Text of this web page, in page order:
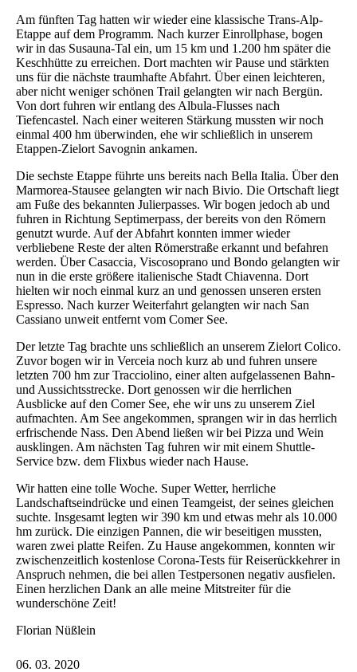
Am fünften Tag hatten wir wieder eine klassische Trans-Alp-
Etappe auf dem Programm. Nach kurzer Einrollphase, bogen
wir in das Susauna-Tal ein, um 15 km und 1.200 hm später die
Keschhütte zu erreichen. Dort machten wir Pause und stärkten
uns für die nächste traumhafte Abfahrt. Über einen leichteren,
aber nicht weniger schönen Trail gelangten wir nach Bergün.
Von dort fuhren wir entlang des Albula-Flusses nach
Tiefencastel. Nach einer weiteren Stärkung mussten wir noch
einmal 400 hm überwinden, ehe wir schließlich in unserem
Etappen-Zielort Savognin ankamen.
Die sechste Etappe führte uns bereits nach Bella Italia. Über den
Marmorea-Stausee gelangten wir nach Bivio. Die Ortschaft liegt
am Fuße des bekannten Julierpasses. Wir bogen jedoch ab und
fuhren in Richtung Septimerpass, der bereits von den Römern
genutzt wurde. Auf der Abfahrt konnten immer wieder
verbliebene Reste der alten Römerstraße erkannt und befahren
werden. Über Casaccia, Viscosoprano und Bondo gelangten wir
nun in die erste größere italienische Stadt Chiavenna. Dort
hielten wir noch einmal kurz an und genossen unseren ersten
Espresso. Nach kurzer Weiterfahrt gelangten wir nach San
Cassiano unweit entfernt vom Comer See.
Der letzte Tag brachte uns schließlich an unserem Zielort Colico.
Zuvor bogen wir in Verceia noch kurz ab und fuhren unsere
letzten 700 hm zur Tracciolino, einer alten aufgelassenen Bahn-
und Aussichtsstrecke. Dort genossen wir die herrlichen
Ausblicke auf den Comer See, ehe wir uns zu unserem Ziel
aufmachten. Am See angekommen, sprangen wir in das herrlich
erfrischende Nass. Den Abend ließen wir bei Pizza und Wein
ausklingen. Am nächsten Tag fuhren wir mit einem Shuttle-
Service bzw. dem Flixbus wieder nach Hause.
Wir hatten eine tolle Woche. Super Wetter, herrliche
Landschaftseindrücke und einen Teamgeist, der seines gleichen
suchte. Insgesamt legten wir 390 km und etwas mehr als 10.000
hm zurück. Die einzigen Pannen, die wir beseitigen mussten,
waren zwei platte Reifen. Zu Hause angekommen, konnten wir
zwischenzeitlich kostenlose Corona-Tests für Reiserückkehrer in
Anspruch nehmen, die bei allen Testpersonen negativ ausfielen.
Einen herzlichen Dank an alle meine Mitstreiter für die
wunderschöne Zeit!
Florian Nüßlein
06. 03. 2020